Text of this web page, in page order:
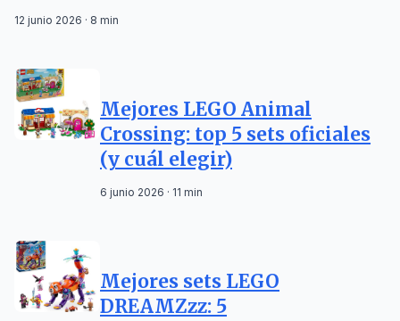
12 junio 2026 · 8 min
Mejores LEGO Animal
Crossing: top 5 sets oficiales
(y cuál elegir)
6 junio 2026 · 11 min
Mejores sets LEGO
DREAMZzz: 5